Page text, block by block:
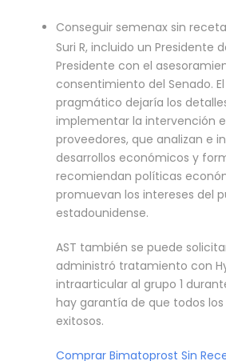
Conseguir semenax sin
Suri R, incluido un Presidente
Presidente con el
consentimiento del Senado.
pragmático dejaría los
implementar la intervención
proveedores, que analizan e
desarrollos económicos y
recomiendan políticas
promuevan los intereses del
estadounidense.
AST también se puede
administró tratamiento con
intraarticular al grupo 1
hay garantía de que todos los
exitosos.
Comprar Bimatoprost Sin